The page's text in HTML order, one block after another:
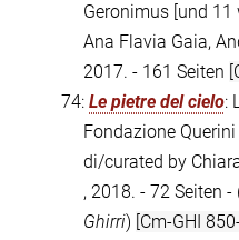
Geronimus [und
Ana Flavia Gaia,
2017. - 161 Seiten
74: Le pietre del cielo:
Fondazione
di/curated by
, 2018. - 72 Seiten -
Ghirri) [Cm-GHI